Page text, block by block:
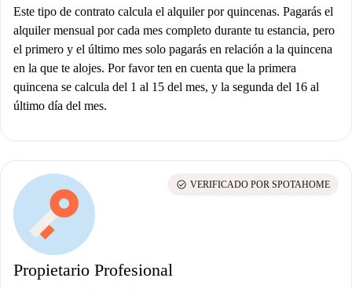
Este tipo de contrato calcula el alquiler por quincenas. Pagarás el
alquiler mensual por cada mes completo durante tu estancia, pero
el primero y el último mes solo pagarás en relación a la quincena
en la que te alojes. Por favor ten en cuenta que la primera
quincena se calcula del 1 al 15 del mes, y la segunda del 16 al
último día del mes.
Propietario Profesional
check_circle VERIFICADO POR SPOTAHOME